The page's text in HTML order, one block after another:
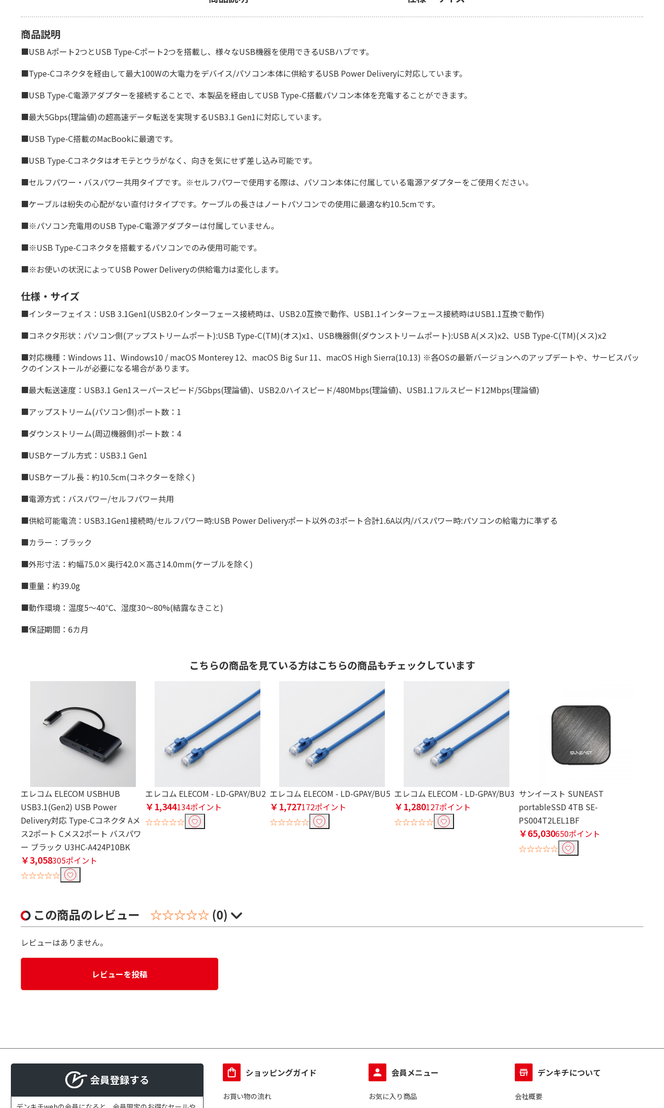
商品説明
■USB Aポート2つとUSB Type-Cポート2つを搭載し、様々なUSB機器を使用できるUSBハブです。
■Type-Cコネクタを経由して最大100Wの大電力をデバイス/パソコン本体に供給するUSB Power Deliveryに対応しています。
■USB Type-C電源アダプターを接続することで、本製品を経由してUSB Type-C搭載パソコン本体を充電することができます。
■最大5Gbps(理論値)の超高速データ転送を実現するUSB3.1 Gen1に対応しています。
■USB Type-C搭載のMacBookに最適です。
■USB Type-Cコネクタはオモテとウラがなく、向きを気にせず差し込み可能です。
■セルフパワー・バスパワー共用タイプです。※セルフパワーで使用する際は、パソコン本体に付属している電源アダプターをご使用ください。
■ケーブルは紛失の心配がない直付けタイプです。ケーブルの長さはノートパソコンでの使用に最適な約10.5cmです。
■※パソコン充電用のUSB Type-C電源アダプターは付属していません。
■※USB Type-Cコネクタを搭載するパソコンでのみ使用可能です。
■※お使いの状況によってUSB Power Deliveryの供給電力は変化します。
仕様・サイズ
■インターフェイス：USB 3.1Gen1(USB2.0インターフェース接続時は、USB2.0互換で動作、USB1.1インターフェース接続時はUSB1.1互換で動作)
■コネクタ形状：パソコン側(アップストリームポート):USB Type-C(TM)(オス)x1、USB機器側(ダウンストリームポート):USB A(メス)x2、USB Type-C(TM)(メス)x2
■対応機種：Windows 11、Windows10 / macOS Monterey 12、macOS Big Sur 11、macOS High Sierra(10.13) ※各OSの最新バージョンへのアップデートや、サービスパッ
クのインストールが必要になる場合があります。
■最大転送速度：USB3.1 Gen1スーパースピード/5Gbps(理論値)、USB2.0ハイスピード/480Mbps(理論値)、USB1.1フルスピード12Mbps(理論値)
■アップストリーム(パソコン側)ポート数：1
■ダウンストリーム(周辺機器側)ポート数：4
■USBケーブル方式：USB3.1 Gen1
■USBケーブル長：約10.5cm(コネクターを除く)
■電源方式：バスパワー/セルフパワー共用
■供給可能電流：USB3.1Gen1接続時/セルフパワー時:USB Power Deliveryポート以外の3ポート合計1.6A以内/バスパワー時:パソコンの給電力に準ずる
■カラー：ブラック
■外形寸法：約幅75.0×奥行42.0×高さ14.0mm(ケーブルを除く)
■重量：約39.0g
■動作環境：温度5〜40℃、湿度30〜80%(結露なきこと)
■保証期間：6カ月
こちらの商品を見ている方はこちらの商品もチェックしています
エレコム ELECOM USBHUB
USB3.1(Gen2) USB Power
Delivery対応 Type-Cコネクタ Aメ
ス2ポート Cメス2ポート バスパワ
ー ブラック U3HC-A424P10BK
￥3,058305ポイント
☆☆☆☆☆
エレコム ELECOM - LD-GPAY/BU2
￥1,344134ポイント
☆☆☆☆☆
エレコム ELECOM - LD-GPAY/BU5
￥1,727172ポイント
☆☆☆☆☆
エレコム ELECOM - LD-GPAY/BU3
￥1,280127ポイント
☆☆☆☆☆
サンイースト SUNEAST
portableSSD 4TB SE-
PS004T2LEL1BF
￥65,030650ポイント
☆☆☆☆☆
この商品のレビュー ☆☆☆☆☆ (0)
レビューはありません。
レビューを投稿
会員登録する ショッピングガイド
お買い物の流れ
会員メニュー
お気に入り商品
デンキチについて
会社概要